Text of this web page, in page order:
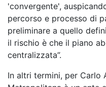
'convergente',
percorso e processo di
preliminare a quello
il rischio è che il piano
centralizzata”.
In altri termini, per Carlo